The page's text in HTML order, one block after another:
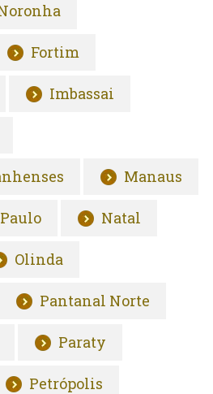
Fortim
Imbassai
Manaus
Natal
Olinda
Pantanal Norte
Paraty
Petrópolis